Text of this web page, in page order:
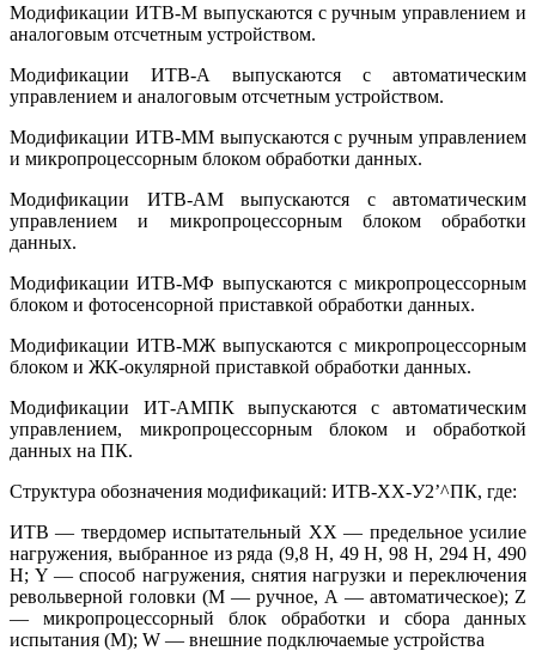
Модификации ИТВ-М выпускаются с ручным управлением и
аналоговым отсчетным устройством.
Модификации ИТВ-А выпускаются с автоматическим
управлением и аналоговым отсчетным устройством.
Модификации ИТВ-ММ выпускаются с ручным управлением
и микропроцессорным блоком обработки данных.
Модификации ИТВ-АМ выпускаются с автоматическим
управлением и микропроцессорным блоком обработки
данных.
Модификации ИТВ-МФ выпускаются с микропроцессорным
блоком и фотосенсорной приставкой обработки данных.
Модификации ИТВ-МЖ выпускаются с микропроцессорным
блоком и ЖК-окулярной приставкой обработки данных.
Модификации ИТ-АМПК выпускаются с автоматическим
управлением, микропроцессорным блоком и обработкой
данных на ПК.
Структура обозначения модификаций: ИТВ-ХХ-У2’^ПК, где:
ИТВ — твердомер испытательный ХХ — предельное усилие
нагружения, выбранное из ряда (9,8 Н, 49 Н, 98 Н, 294 Н, 490
Н; Y — способ нагружения, снятия нагрузки и переключения
револьверной головки (М — ручное, А — автоматическое); Z
— микропроцессорный блок обработки и сбора данных
испытания (М); W — внешние подключаемые устройства